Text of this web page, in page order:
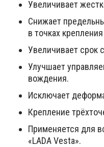
Увеличивает
Снижает
в точках
Увеличивает срок
Улучшает
вождения.
Исключает
Крепление
Применяется для
«LADA Vesta».